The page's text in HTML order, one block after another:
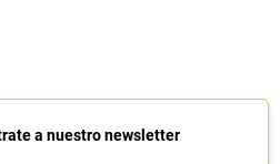
a nuestro newsletter